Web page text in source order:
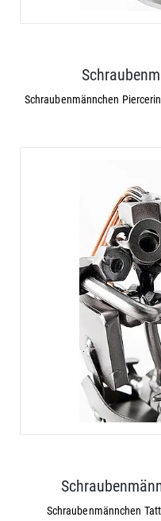
Schraubenmännchen
Schraubenmännchen